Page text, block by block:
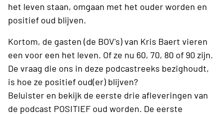
het leven staan, omgaan met het ouder worden en
positief oud blijven.
Kortom, de gasten (de BOV's) van Kris Baert vieren
een voor een het leven. Of ze nu 60, 70, 80 of 90 zijn.
De vraag die ons in deze podcastreeks bezighoudt,
is hoe ze positief oud(er) blijven?
Beluister en bekijk de eerste drie afleveringen van
de podcast POSITIEF oud worden. De eerste